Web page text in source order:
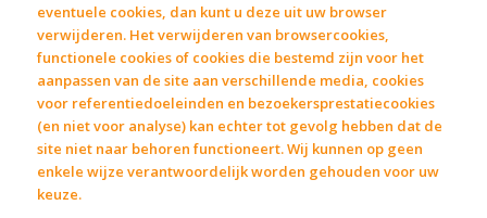
eventuele cookies, dan kunt u deze uit uw browser
verwijderen. Het verwijderen van browsercookies,
functionele cookies of cookies die bestemd zijn voor het
aanpassen van de site aan verschillende media, cookies
voor referentiedoeleinden en bezoekersprestatiecookies
(en niet voor analyse) kan echter tot gevolg hebben dat de
site niet naar behoren functioneert. Wij kunnen op geen
enkele wijze verantwoordelijk worden gehouden voor uw
keuze.